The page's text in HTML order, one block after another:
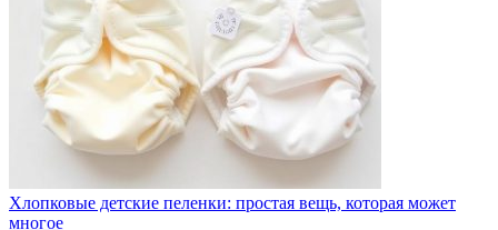
Хлопковые детские пеленки: простая вещь, которая может
многое